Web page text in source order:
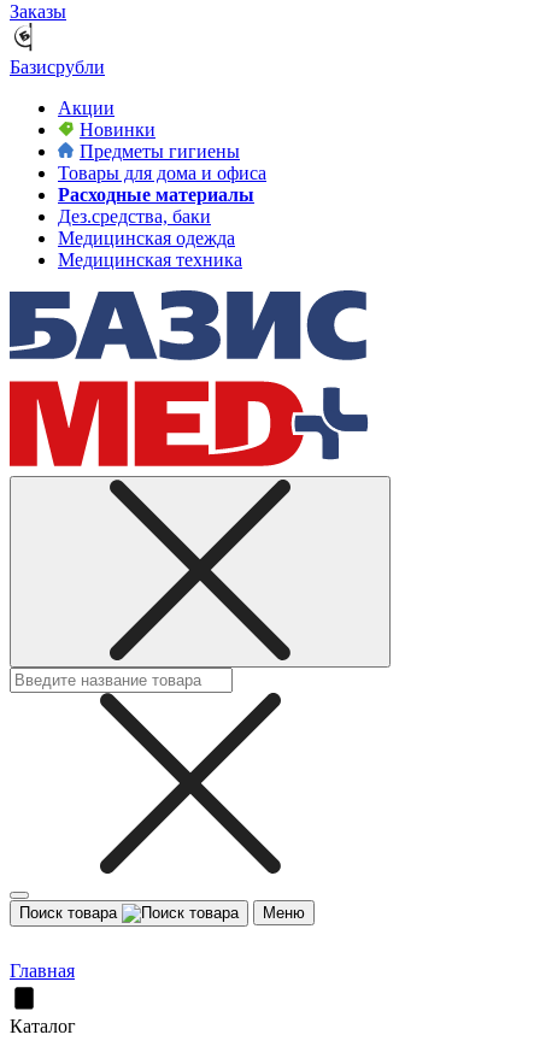
Заказы
Базисрубли
Акции
Новинки
Предметы гигиены
Товары для дома и офиса
Расходные материалы
Дез.средства, баки
Медицинская одежда
Медицинская техника
Поиск товара Меню
Главная
Каталог